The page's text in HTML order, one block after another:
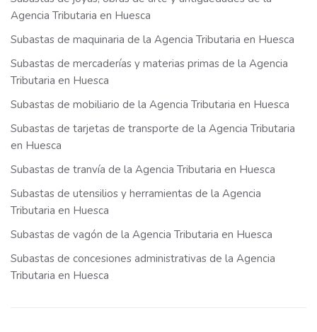
Agencia Tributaria en Huesca
Subastas de maquinaria de la Agencia Tributaria en Huesca
Subastas de mercaderías y materias primas de la Agencia
Tributaria en Huesca
Subastas de mobiliario de la Agencia Tributaria en Huesca
Subastas de tarjetas de transporte de la Agencia Tributaria
en Huesca
Subastas de tranvía de la Agencia Tributaria en Huesca
Subastas de utensilios y herramientas de la Agencia
Tributaria en Huesca
Subastas de vagón de la Agencia Tributaria en Huesca
Subastas de concesiones administrativas de la Agencia
Tributaria en Huesca